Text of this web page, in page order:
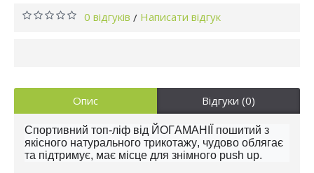
0 відгуків / Написати відгук
Опис Відгуки (0)
Спортивний топ-ліф від ЙОГАМАНІЇ пошитий з
якісного натурального трикотажу, чудово облягає
та підтримує, має місце для знімного push up.